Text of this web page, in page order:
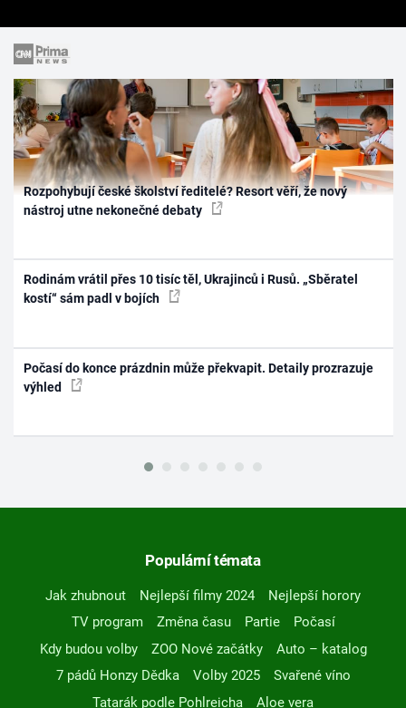
Rozpohybují české školství ředitelé? Resort věří, že nový
nástroj utne nekonečné debaty
Rodinám vrátil přes 10 tisíc těl, Ukrajinců i Rusů. „Sběratel
kostí“ sám padl v bojích
Počasí do konce prázdnin může překvapit. Detaily prozrazuje
výhled
Populární témata
Jak zhubnout Nejlepší filmy 2024
Nejlepší horory
TV program
Změna času Partie
Počasí
Kdy budou volby
ZOO Nové začátky
Auto – katalog
7 pádů Honzy Dědka
Volby 2025
Svařené víno
Tatarák podle Pohlreicha
Aloe vera